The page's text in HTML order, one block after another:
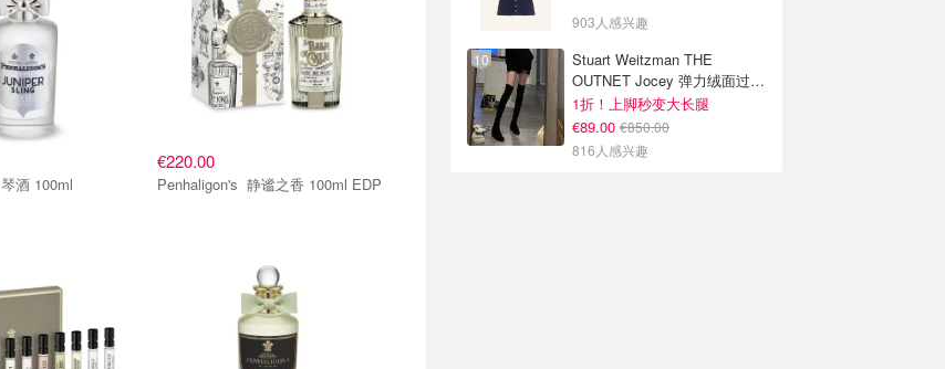
Penhaligon's 琴酒 100ml
€220.00
Penhaligon's 静谧之香 100ml EDP
903人感兴趣
Stuart Weitzman THE
OUTNET Jocey 弹力绒面过膝
靴
1折！上脚秒变大长腿
€89.00 €850.00
816人感兴趣